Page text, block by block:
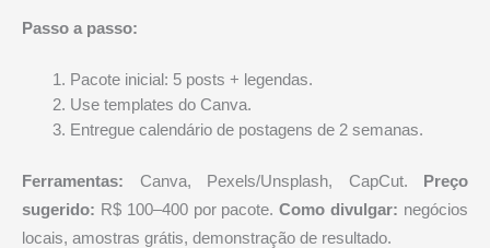
Passo a passo:
Pacote inicial: 5 posts + legendas.
Use templates do Canva.
Entregue calendário de postagens de 2 semanas.
Ferramentas: Canva, Pexels/Unsplash, CapCut.
Preço
sugerido: R$ 100–400 por pacote.Como divulgar: negócios
locais, amostras grátis, demonstração de resultado.